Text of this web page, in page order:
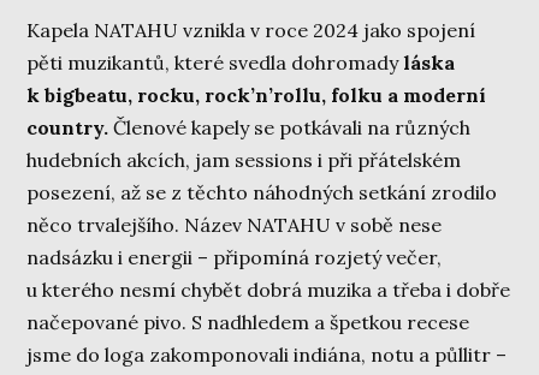
Kapela NATAHU vznikla v roce 2024 jako spojení
pěti muzikantů, které svedla dohromadyláska
k bigbeatu, rocku, rock’n’rollu, folku a moderní
country. Členové kapely se potkávali na různých
hudebních akcích, jam sessions i při přátelském
posezení, až se z těchto náhodných setkání zrodilo
něco trvalejšího. Název NATAHU v sobě nese
nadsázku i energii – připomíná rozjetý večer,
u kterého nesmí chybět dobrá muzika a třeba i dobře
načepované pivo. S nadhledem a špetkou recese
jsme do loga zakomponovali indiána, notu a půllitr –